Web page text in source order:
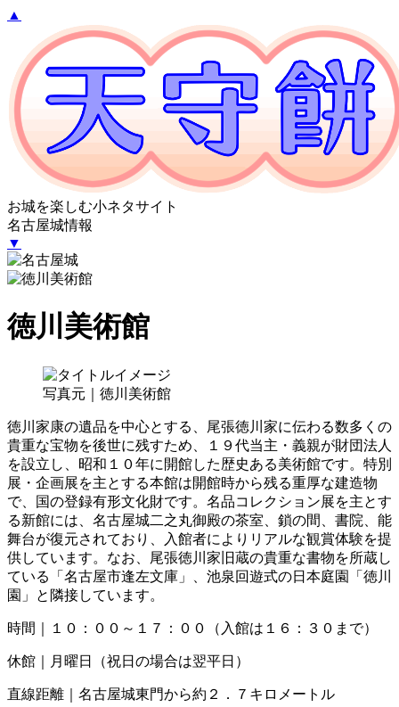
▲
お城を楽しむ小ネタサイト
名古屋城情報
▼
徳川美術館
写真元｜徳川美術館
徳川家康の遺品を中心とする、尾張徳川家に伝わる数多くの
貴重な宝物を後世に残すため、１９代当主・義親が財団法人
を設立し、昭和１０年に開館した歴史ある美術館です。特別
展・企画展を主とする本館は開館時から残る重厚な建造物
で、国の登録有形文化財です。名品コレクション展を主とす
る新館には、名古屋城二之丸御殿の茶室、鎖の間、書院、能
舞台が復元されており、入館者によりリアルな観賞体験を提
供しています。なお、尾張徳川家旧蔵の貴重な書物を所蔵し
ている「名古屋市逢左文庫」、池泉回遊式の日本庭園「徳川
園」と隣接しています。
時間｜１０：００～１７：００（入館は１６：３０まで）
休館｜月曜日（祝日の場合は翌平日）
直線距離｜名古屋城東門から約２．７キロメートル